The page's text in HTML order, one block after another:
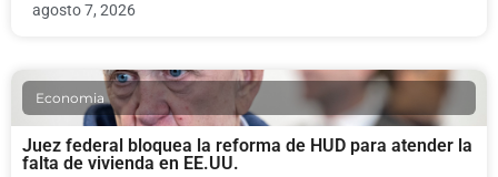
agosto 7, 2026
Economia
Juez federal bloquea la reforma de HUD para atender la
falta de vivienda en EE.UU.